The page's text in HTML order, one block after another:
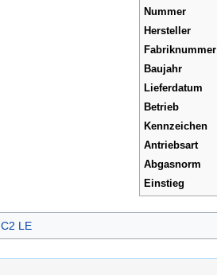
Nummer
Hersteller
Fabriknummer
Baujahr
Lieferdatum
Betrieb
Kennzeichen
Antriebsart
Abgasnorm
Einstieg
C2 LE